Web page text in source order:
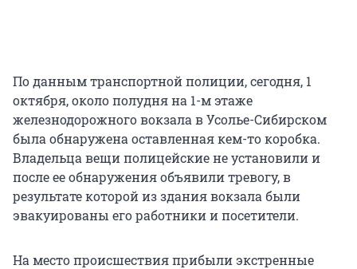
По данным транспортной полиции, сегодня, 1
октября, около полудня на 1-м этаже
железнодорожного вокзала в Усолье-Сибирском
была обнаружена оставленная кем-то коробка.
Владельца вещи полицейские не установили и
после ее обнаружения объявили тревогу, в
результате которой из здания вокзала были
эвакуированы его работники и посетители.
На место происшествия прибыли экстренные